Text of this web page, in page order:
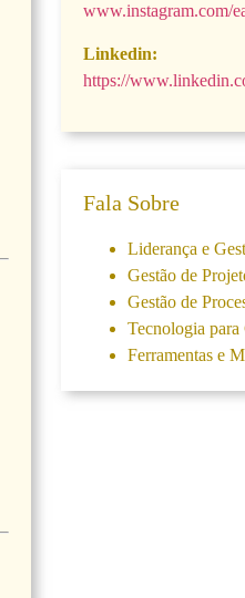
www.instagram.com/
Linkedin:
https://
Fala Sobre
Liderança e
Gestão de
Gestão de
Tecnologia para
Ferramentas e